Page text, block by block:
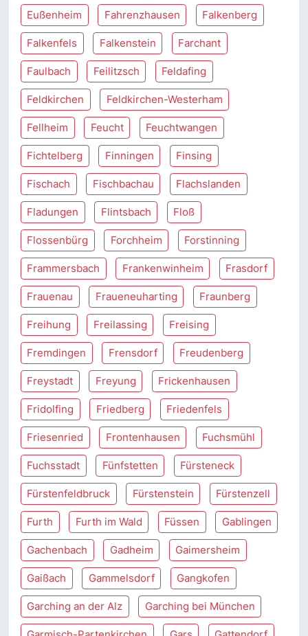
Eußenheim Fahrenzhausen Falkenberg
Falkenfels Falkenstein Farchant
Faulbach Feilitzsch Feldafing
Feldkirchen Feldkirchen-Westerham
Fellheim Feucht Feuchtwangen
Fichtelberg Finningen Finsing
Fischach Fischbachau Flachslanden
Fladungen Flintsbach Floß
Flossenbürg Forchheim Forstinning
Frammersbach Frankenwinheim Frasdorf
Frauenau Fraueneuharting Fraunberg
Freihung Freilassing Freising
Fremdingen Frensdorf Freudenberg
Freystadt Freyung Frickenhausen
Fridolfing Friedberg Friedenfels
Friesenried Frontenhausen Fuchsmühl
Fuchsstadt Fünfstetten Fürsteneck
Fürstenfeldbruck Fürstenstein Fürstenzell
Furth Furth im Wald Füssen Gablingen
Gachenbach Gadheim Gaimersheim
Gaißach Gammelsdorf Gangkofen
Garching an der Alz Garching bei München